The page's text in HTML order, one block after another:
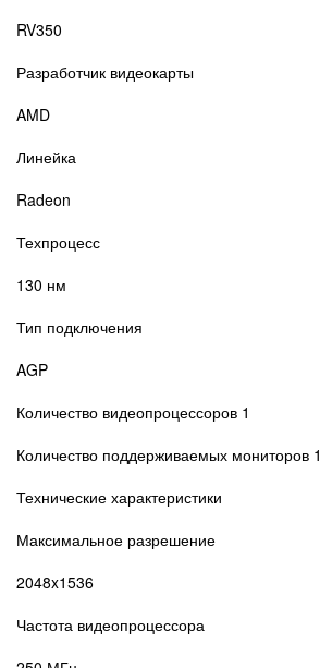
RV350
Разработчик видеокарты
AMD
Линейка
Radeon
Техпроцесс
130 нм
Тип подключения
AGP
Количество видеопроцессоров 1
Количество поддерживаемых мониторов 1
Технические характеристики
Максимальное разрешение
2048x1536
Частота видеопроцессора